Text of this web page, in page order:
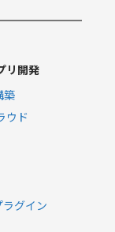
リ開発
築
ウド
グイン